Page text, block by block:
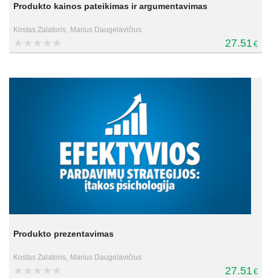
Produkto kainos pateikimas ir argumentavimas
Kostas Zalatoris, Marius Daugelavičius
27.51 €
Produkto prezentavimas
Kostas Zalatoris, Marius Daugelavičius
27.51€